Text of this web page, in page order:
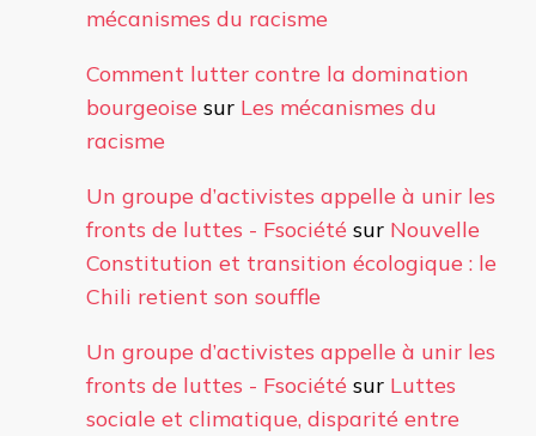
mécanismes du racisme
Comment lutter contre la domination
bourgeoise sur Les mécanismes du
racisme
Un groupe d’activistes appelle à unir les
fronts de luttes - Fsociété sur Nouvelle
Constitution et transition écologique : le
Chili retient son souffle
Un groupe d’activistes appelle à unir les
fronts de luttes - Fsociété sur Luttes
sociale et climatique, disparité entre